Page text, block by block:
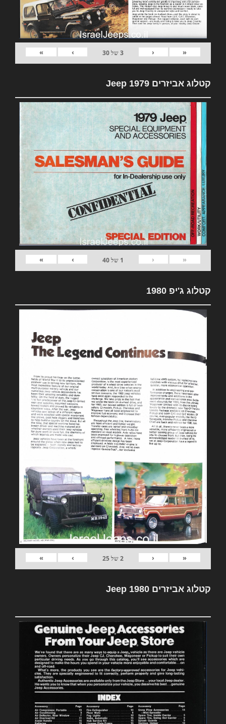
«
‹
3של30
›
»
קטלוג אביזרים 1979 Jeep
«
‹
1 של40
›
»
קטלוג ג'יפ 1980
«
‹
2של25
›
»
קטלוג אביזרים Jeep 1980